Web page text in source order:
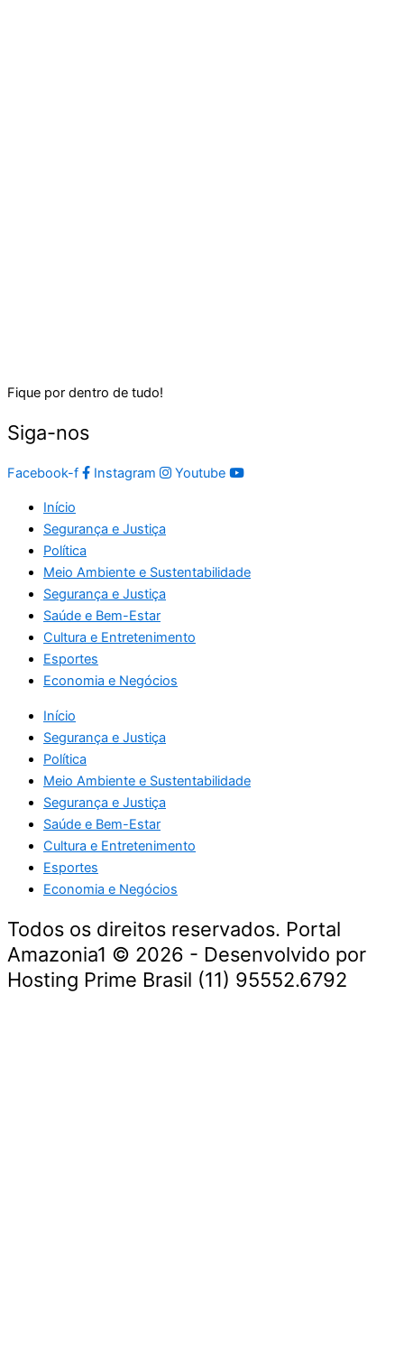
Fique por dentro de tudo!
Siga-nos
Facebook-f Instagram Youtube
Início
Segurança e Justiça
Política
Meio Ambiente e Sustentabilidade
Segurança e Justiça
Saúde e Bem-Estar
Cultura e Entretenimento
Esportes
Economia e Negócios
Início
Segurança e Justiça
Política
Meio Ambiente e Sustentabilidade
Segurança e Justiça
Saúde e Bem-Estar
Cultura e Entretenimento
Esportes
Economia e Negócios
Todos os direitos reservados. Portal
Amazonia1 © 2026 - Desenvolvido por
Hosting Prime Brasil (11) 95552.6792